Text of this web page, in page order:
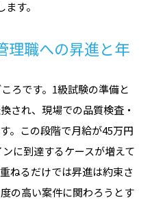
す。
理職への昇進と年
ろです。1級試験の準備と
され、現場での品質検査・
。この段階で月給が45万円
に到達するケースが増えて
ねるだけでは昇進は約束さ
の高い案件に関わろうとす